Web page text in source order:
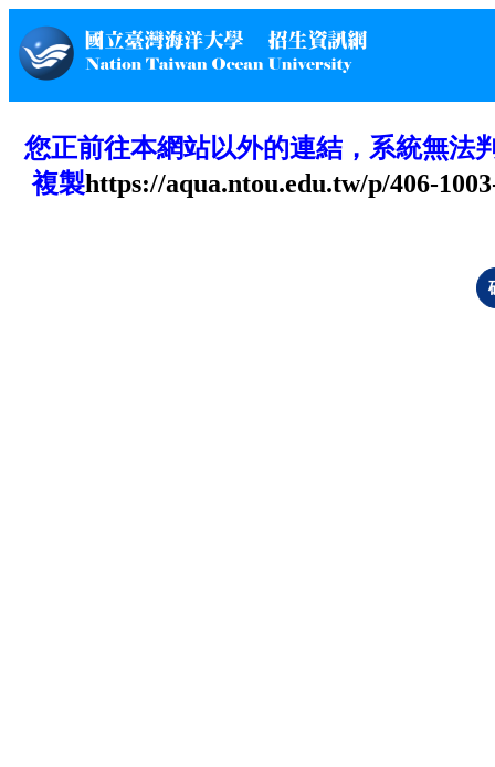
您正前往本網站以外的連結，系統無法
複製https://aqua.ntou.edu.tw/p/406-